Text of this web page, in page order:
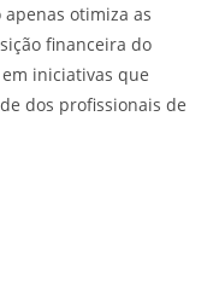
otimiza as
financeira do
iniciativas que
dos profissionais de